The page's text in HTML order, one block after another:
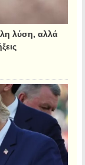
λύση, αλλά